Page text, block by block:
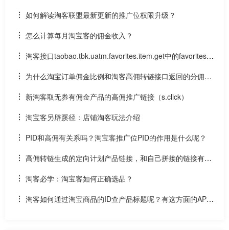
如何解读淘客联盟最新更新的推广位权限升级？
怎么计算每月淘宝客的佣金收入？
淘客接口taobao.tbk.uatm.favorites.item.get中的favorites_i
d从哪找？
为什么淘宝订单佣金比例和淘客高佣转链接口返回的分佣金
比例不一样
新淘客取无券有佣金产品的高佣推广链接（s.click）
淘宝客另辟蹊径：店铺淘客玩法介绍
PID和高佣有关系吗？淘宝客推广位PID的作用是什么呢？
高佣转链生成的定向计划产品链接，和自己拼接的链接有什
么不同？什么是淘客定向计划
淘客必学：淘宝客如何正确选品？
淘客如何通过淘宝商品的ID查产品标题呢？有这方面的API